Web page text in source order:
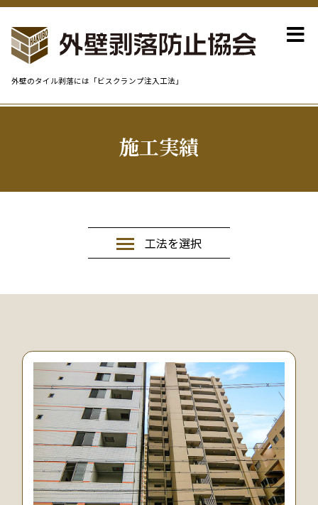
外壁のタイル剥落には「ビスクランプ注入工法」
施工実績
工法を選択